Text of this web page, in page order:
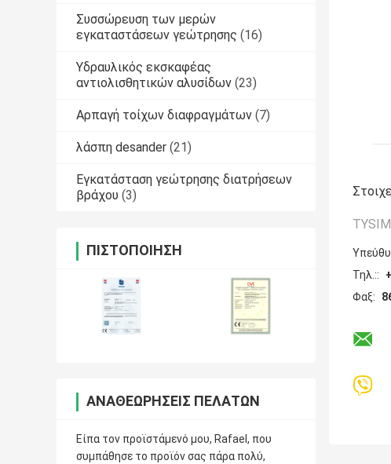
Συσσώρευση των μερών
εγκαταστάσεων γεώτρησης (16)
Υδραυλικός εκσκαφέας
αντιολισθητικών αλυσίδων (23)
Αρπαγή τοίχων διαφραγμάτων (7)
λάσπη desander (21)
Εγκατάσταση γεώτρησης διατρήσεων
βράχου (3)
ΠΙΣΤΟΠΟΊΗΣΗ
ΑΝΑΘΕΩΡΉΣΕΙΣ ΠΕΛΑΤΏΝ
Είπα τον προϊστάμενό μου, Rafael, που
συμπάθησε το προϊόν σας πάρα πολύ,
Τηλ.::
Φαξ: